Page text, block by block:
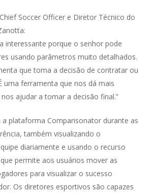
Soccer Officer e Diretor Técnico do
interessante porque o senhor pode
usando parâmetros muito detalhados.
que toma a decisão de contratar ou
uma ferramenta que nos dá mais
ajudar a tomar a decisão final.”
a plataforma Comparisonator durante as
também visualizando o
diariamente e usando o recurso
que permite aos usuários mover as
para visualizar o sucesso
Os diretores esportivos são capazes